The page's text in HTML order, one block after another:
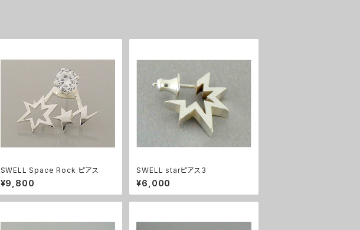
SWELL Space Rock ピアス
¥9,800
SWELL starピアス3
¥6,000